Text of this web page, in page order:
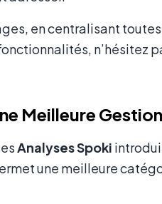
en centralisant
n’hésitez
Meilleure Gestion
Analyses Spoki
une meilleure